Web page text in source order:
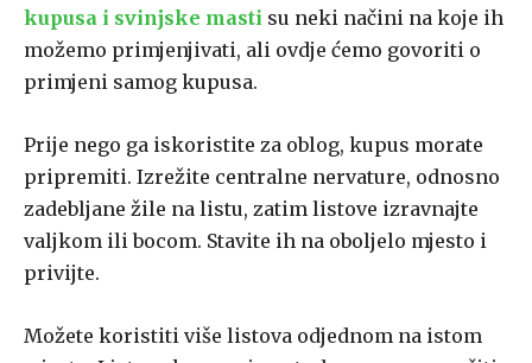
kupusa i svinjske masti su neki načini na koje ih
možemo primjenjivati, ali ovdje ćemo govoriti o
primjeni samog kupusa.
Prije nego ga iskoristite za oblog, kupus morate
pripremiti. Izrežite centralne nervature, odnosno
zadebljane žile na listu, zatim listove izravnajte
valjkom ili bocom. Stavite ih na oboljelo mjesto i
privijte.
Možete koristiti više listova odjednom na istom